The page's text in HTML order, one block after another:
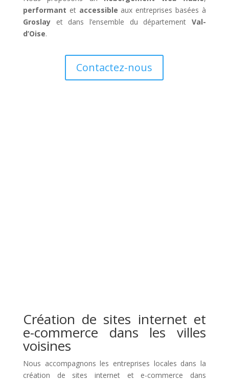
performant et accessible aux entreprises basées à
Groslayet dans l’ensemble du départementVal-
d’Oise.
Contactez-nous
Création de sites internet et
e-commerce dans les villes
voisines
Nous accompagnons les entreprises locales dans la
création de sites internet et e-commerce dans